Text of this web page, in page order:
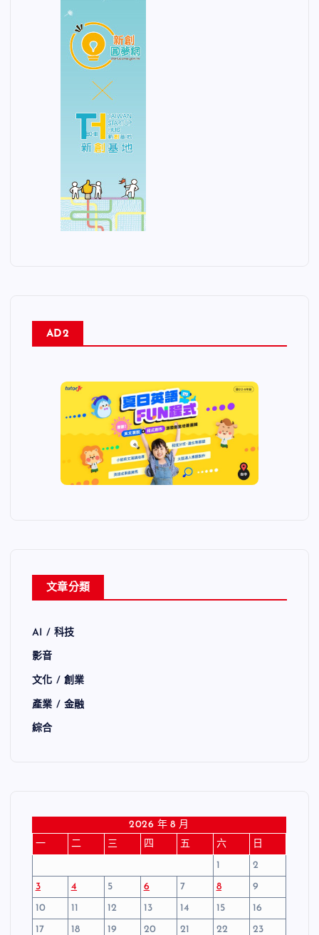
AD2
文章分類
AI / 科技
影音
文化 / 創業
產業 / 金融
綜合
2026 年 8 月
一
二 三 四 五 六
日
1
2
3
4 5 6 7 8
9
10
11 12 13 14 15
16
17
18 19 20 21 22
23